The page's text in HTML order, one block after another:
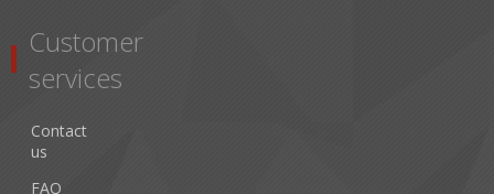
Customer
services
Contact
us
FAQ